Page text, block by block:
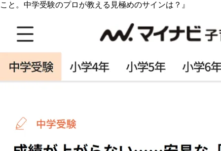
こと。中学受験のプロが教える見極めのサインは？』